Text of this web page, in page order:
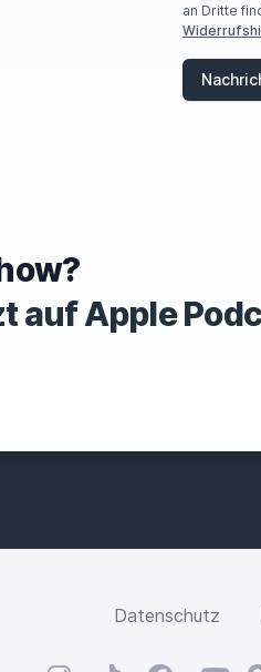
an Dritte
auf Apple
Datenschutz